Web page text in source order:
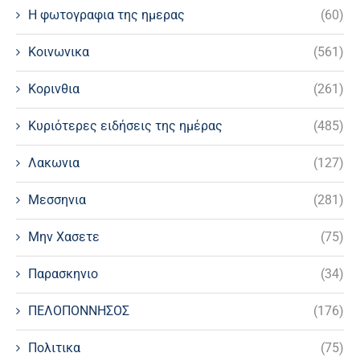
Η φωτογραφια της ημερας (60)
Κοινωνικα (561)
Κορινθια (261)
Κυριότερες ειδήσεις της ημέρας (485)
Λακωνια (127)
Μεσσηνια (281)
Μην Χασετε (75)
Παρασκηνιο (34)
ΠΕΛΟΠΟΝΝΗΣΟΣ (176)
Πολιτικα (75)